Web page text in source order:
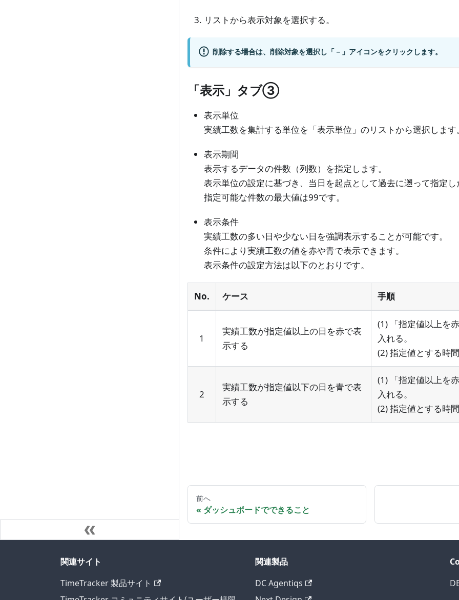
リストから表示対象を選択する。
削除する場合は、削除対象を選択し「－」アイコンをクリックします。
「表示」タブ③
表示単位
実績工数を集計する単位を「表示単位」のリストから選択します
表示期間
表示するデータの件数（列数）を指定します。
表示単位の設定に基づき、当日を起点として過去に遡って指定
指定可能な件数の最大値は99です。
表示条件
実績工数の多い日や少ない日を強調表示することが可能です。
条件により実績工数の値を赤や青で表示できます。
表示条件の設定方法は以下のとおりです。
No. ケース 手順
1
実績工数が指定値以上の日を赤で表
示する
(1) 「指定値以上を
入れる。
(2) 指定値とする時
2
実績工数が指定値以下の日を青で表
示する
(1) 「指定値以上を
入れる。
(2) 指定値とする時
前へ
ダッシュボードでできること
関連サイト
TimeTracker 製品サイト
関連製品
DC Agentiqs